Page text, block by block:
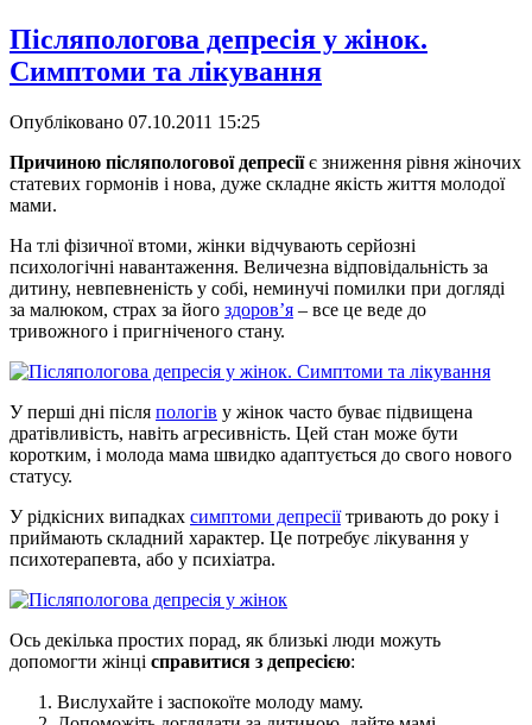
Післяпологова депресія у жінок.
Симптоми та лікування
Опубліковано 07.10.2011 15:25
Причиною післяпологової депресіїє зниження рівня жіночих
статевих гормонів і нова, дуже складне якість життя молодої
мами.
На тлі фізичної втоми, жінки відчувають серйозні
психологічні навантаження. Величезна відповідальність за
дитину, невпевненість у собі, неминучі помилки при догляді
за малюком, страх за його здоров’я – все це веде до
тривожного і пригніченого стану.
У перші дні після пологів у жінок часто буває підвищена
дратівливість, навіть агресивність. Цей стан може бути
коротким, і молода мама швидко адаптується до свого нового
статусу.
У рідкісних випадках симптоми депресіїтривають до року і
приймають складний характер. Це потребує лікування у
психотерапевта, або у психіатра.
Ось декілька простих порад, як близькі люди можуть
допомогти жінці справитися з депресією:
Вислухайте і заспокоїте молоду маму.